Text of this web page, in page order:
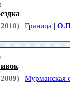
| Граница |
| Мурманская